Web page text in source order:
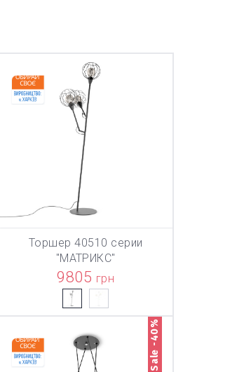
ТОВАР ДОБАВЛЕН В КОРЗИНУ
В КОРЗИНУ
Торшер 40510 серии
"МАТРИКС"
9805 грн
Sale -40%